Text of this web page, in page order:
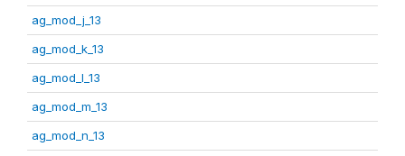
ag_mod_j_13
ag_mod_k_13
ag_mod_l_13
ag_mod_m_13
ag_mod_n_13